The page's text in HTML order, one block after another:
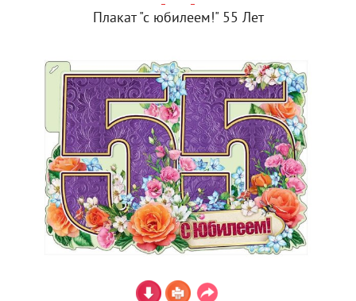
Плакат "с юбилеем!" 55 Лет